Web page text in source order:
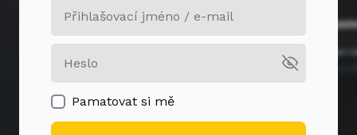
Pamatovat si mě